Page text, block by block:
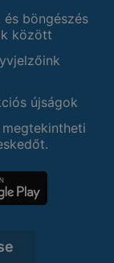
böngészés
között
újságok